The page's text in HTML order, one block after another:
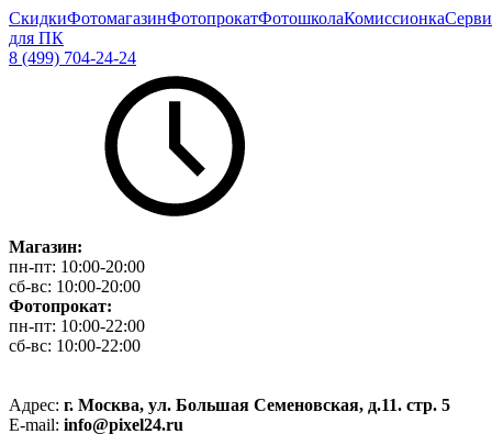
СкидкиФотомагазинФотопрокатФотошколаКомиссионка
для ПК
8 (499) 704-24-24
Магазин:
пн-пт: 10:00-20:00
сб-вс: 10:00-20:00
Фотопрокат:
пн-пт: 10:00-22:00
сб-вс: 10:00-22:00
Адрес: г. Москва, ул. Большая Семеновская, д.11. стр. 5
E-mail: info@pixel24.ru